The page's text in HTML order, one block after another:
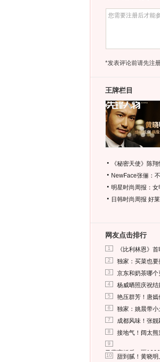
*发表评论前请先注
王牌栏目
《秘密天使》陈
NewFace张俪：
明星时尚周报：
日韩时尚周报 好
网友点击排行
1 《比利林恩》
2 独家：买菜也
3 京东和奶茶哪个
4 杨威晒照庆祝
5 艳压群芳！唐
6 独家：姚晨带
7 成都风味！张
8 接地气！阔太
9
马蓉离婚后，砸
10 甜到腻！黄晓